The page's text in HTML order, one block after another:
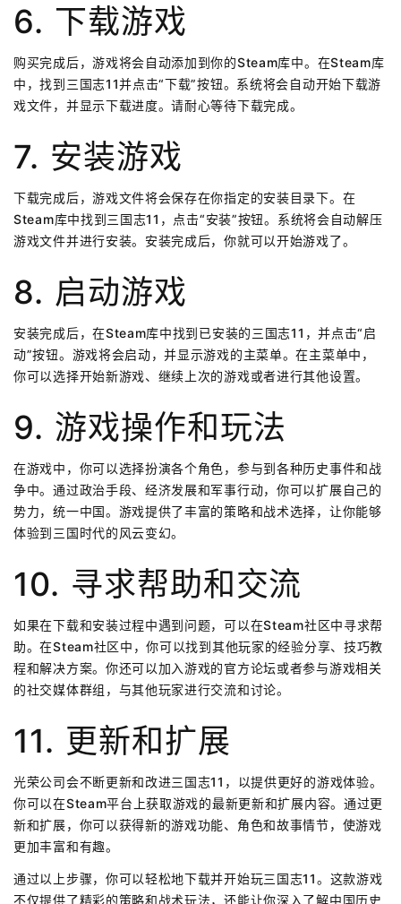
6. 下载游戏
购买完成后，游戏将会自动添加到你的Steam库中。在Steam库
中，找到三国志11并点击“下载”按钮。系统将会自动开始下载游
戏文件，并显示下载进度。请耐心等待下载完成。
7. 安装游戏
下载完成后，游戏文件将会保存在你指定的安装目录下。在
Steam库中找到三国志11，点击“安装”按钮。系统将会自动解压
游戏文件并进行安装。安装完成后，你就可以开始游戏了。
8. 启动游戏
安装完成后，在Steam库中找到已安装的三国志11，并点击“启
动”按钮。游戏将会启动，并显示游戏的主菜单。在主菜单中，
你可以选择开始新游戏、继续上次的游戏或者进行其他设置。
9. 游戏操作和玩法
在游戏中，你可以选择扮演各个角色，参与到各种历史事件和战
争中。通过政治手段、经济发展和军事行动，你可以扩展自己的
势力，统一中国。游戏提供了丰富的策略和战术选择，让你能够
体验到三国时代的风云变幻。
10. 寻求帮助和交流
如果在下载和安装过程中遇到问题，可以在Steam社区中寻求帮
助。在Steam社区中，你可以找到其他玩家的经验分享、技巧教
程和解决方案。你还可以加入游戏的官方论坛或者参与游戏相关
的社交媒体群组，与其他玩家进行交流和讨论。
11. 更新和扩展
光荣公司会不断更新和改进三国志11，以提供更好的游戏体验。
你可以在Steam平台上获取游戏的最新更新和扩展内容。通过更
新和扩展，你可以获得新的游戏功能、角色和故事情节，使游戏
更加丰富和有趣。
通过以上步骤，你可以轻松地下载并开始玩三国志11。这款游戏
不仅提供了精彩的策略和战术玩法，还能让你深入了解中国历史